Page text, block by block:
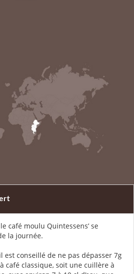
café moulu Quintessens’ se
la journée.
est conseillé de ne pas dépasser 7g
café classique, soit une cuillère à